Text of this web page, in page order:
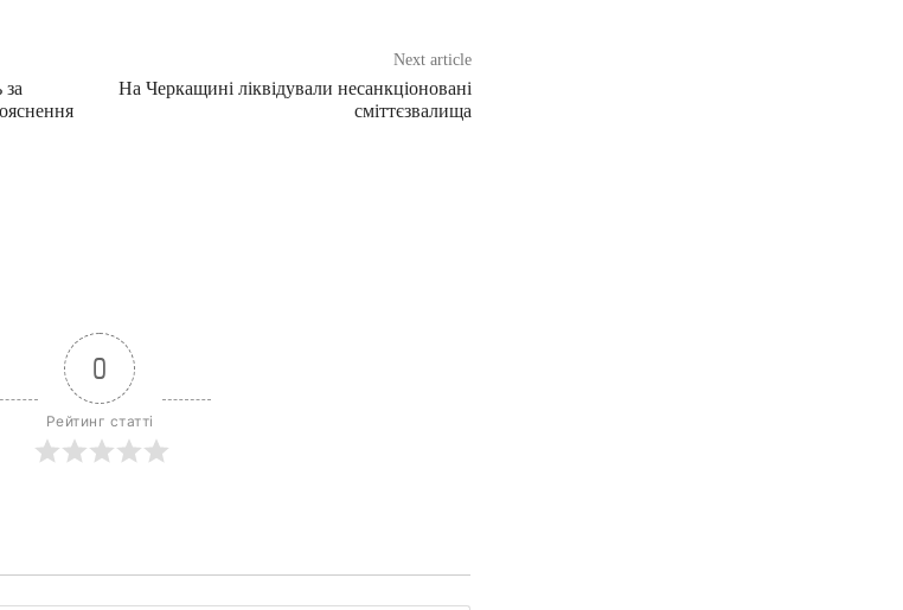
Next article
На Черкащині ліквідували несанкціоновані
сміттєзвалища
0
Рейтинг статті